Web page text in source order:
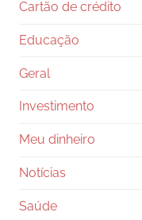
Cartão de crédito
Educação
Geral
Investimento
Meu dinheiro
Notícias
Saúde